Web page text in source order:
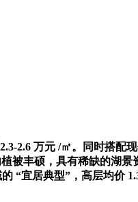
2.6 万元 /㎡。同时搭配
被丰硕，具有稀缺的湖
“宜居典型”，高层均价